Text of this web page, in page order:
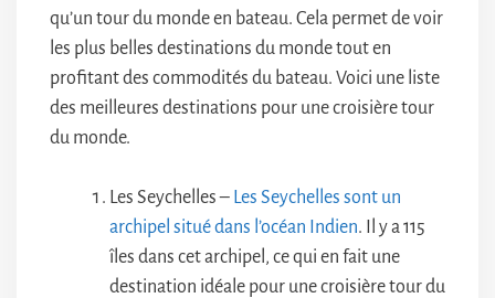
qu’un tour du monde en bateau. Cela permet de voir
les plus belles destinations du monde tout en
profitant des commodités du bateau. Voici une liste
des meilleures destinations pour une croisière tour
du monde.
Les Seychelles – Les Seychelles sont un
archipel situé dans l’océan Indien. Il y a 115
îles dans cet archipel, ce qui en fait une
destination idéale pour une croisière tour du